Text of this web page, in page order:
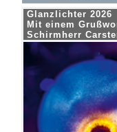
Glanzlichter 2026
Mit einem
Schirmherr